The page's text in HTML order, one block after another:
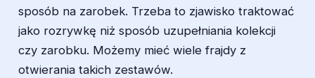
sposób na zarobek. Trzeba to zjawisko traktować
jako rozrywkę niż sposób uzupełniania kolekcji
czy zarobku. Możemy mieć wiele frajdy z
otwierania takich zestawów.